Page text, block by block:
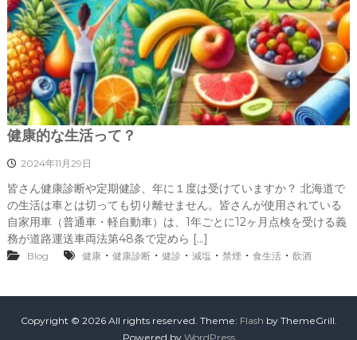
健康的な生活って？
2024年11月29日
皆さん健康診断や定期健診、年に１度は受けていますか？ 北海道で
の生活は車とは切っても切り離せません。皆さんが使用されている
自家用車（普通車・軽自動車）は、1年ごとに12ヶ月点検を受ける義
務が道路運送車両法第48条で定めら […]
Blog 健康・ 健康診断・ 健診・ 減塩 ・ 禁煙 ・ 食生活・ 飲酒
Copyright © 2026 All rights reserved. Theme: Flash by ThemeGrill.
Powered by WordPress